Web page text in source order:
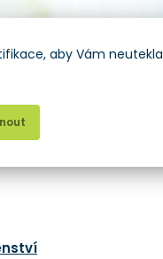
aby Vám neutekla